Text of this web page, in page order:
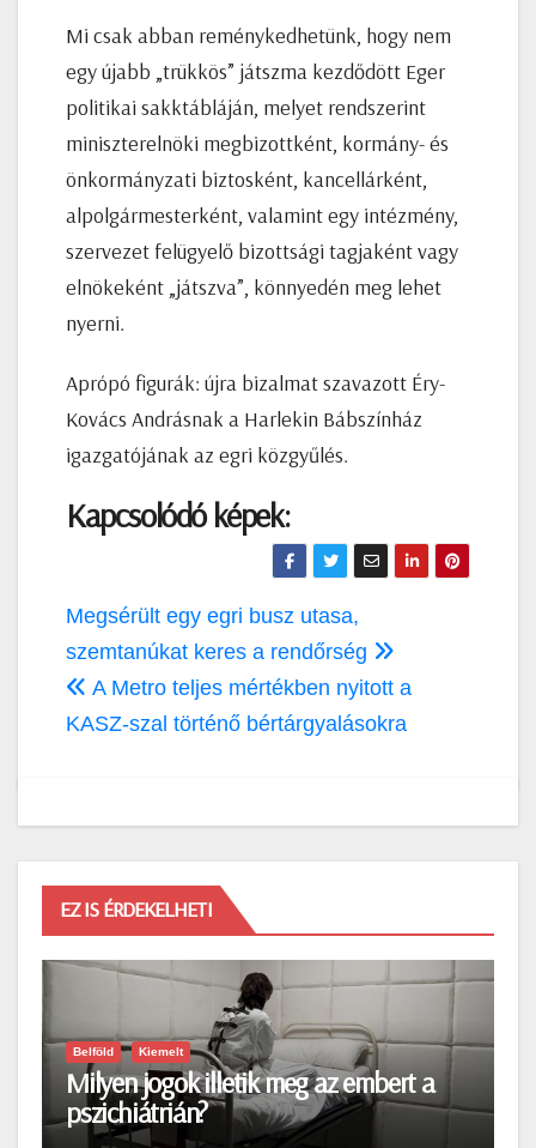
Mi csak abban reménykedhetünk, hogy nem
egy újabb „trükkös” játszma kezdődött Eger
politikai sakktábláján, melyet rendszerint
miniszterelnöki megbizottként, kormány- és
önkormányzati biztosként, kancellárként,
alpolgármesterként, valamint egy intézmény,
szervezet felügyelő bizottsági tagjaként vagy
elnökeként „játszva”, könnyedén meg lehet
nyerni.
Aprópó figurák: újra bizalmat szavazott Éry-
Kovács Andrásnak a Harlekin Bábszínház
igazgatójának az egri közgyűlés.
Kapcsolódó képek:
Bejegyzés
navigáció
Megsérült egy egri busz utasa,
szemtanúkat keres a rendőrség
A Metro teljes mértékben nyitott a
KASZ-szal történő bértárgyalásokra
EZ IS ÉRDEKELHETI
Belföld Kiemelt
Milyen jogok illetik meg az embert a
pszichiátrián?